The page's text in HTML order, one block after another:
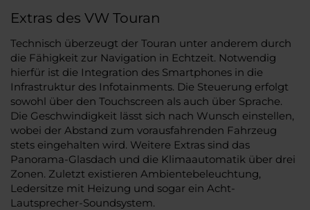
Extras des VW Touran
Technisch überzeugt der Touran unter anderem durch
die Fähigkeit zur Navigation in Echtzeit. Notwendig
hierfür ist die Integration des Smartphones in die
Infrastruktur des Infotainments. Die Steuerung erfolgt
sowohl über den Touchscreen als auch über Sprache.
Die Geschwindigkeit lässt sich nach Wunsch einstellen,
wobei der Abstand zum vorausfahrenden Fahrzeug
stets eingehalten wird. Weitere Extras sind das
Panorama-Glasdach und die Klimaautomatik über drei
Zonen. Zuletzt existieren Ambientebeleuchtung,
Ledersitze mit Heizung und sogar ein Acht-
Lautsprecher-Soundsystem.